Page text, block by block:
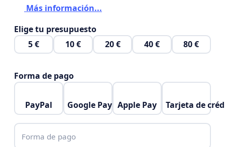
Más información...
Elige tu presupuesto
5 €
10 € 20 € 40 € 80 €
Forma de pago
PayPal Google Pay Apple Pay Tarjeta de
Forma de pago